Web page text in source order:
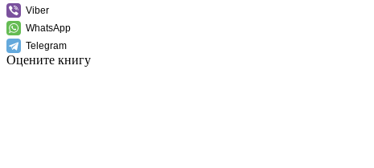
Viber
WhatsApp
Telegram
Оцените книгу